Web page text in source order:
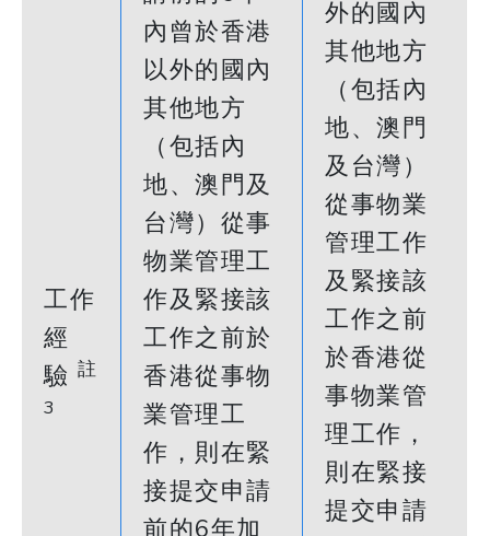
工作
經
驗 註
3
內曾於香港
以外的國內
其他地方
（包括內
地、澳門及
台灣）從事
物業管理工
作及緊接該
工作之前於
香港從事物
業管理工
作，則在緊
接提交申請
前的6年加
外的國內
其他地方
（包括內
地、澳門
及台灣）
從事物業
管理工作
及緊接該
工作之前
於香港從
事物業管
理工作，
則在緊接
提交申請